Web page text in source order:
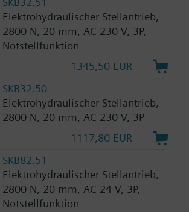
Elektrohydraulischer Stellantrieb,
2800 N, 20 mm, AC 230 V, 3P,
Notstellfunktion
1345,50 EUR
SKB32.50
Elektrohydraulischer Stellantrieb,
2800 N, 20 mm, AC 230 V, 3P
1117,80 EUR
SKB82.51
Elektrohydraulischer Stellantrieb,
2800 N, 20 mm, AC 24 V, 3P,
Notstellfunktion